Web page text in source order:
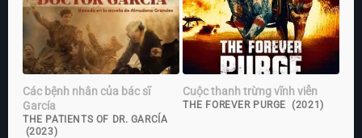
Các bệnh nhân của bác sĩ
García
THE PATIENTS OF DR. GARCÍA
(2023)
Cuộc thanh trừng vĩnh viễn
THE FOREVER PURGE (2021)